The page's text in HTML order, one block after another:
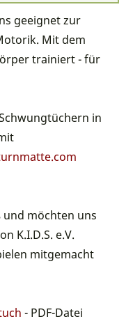
geeignet zur
Mit dem
trainiert - für
in
möchten uns
K.I.D.S. e.V.
mitgemacht
- PDF-Datei